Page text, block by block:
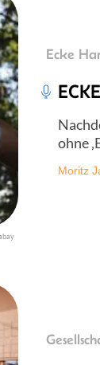
Ecke
ohne
Moritz